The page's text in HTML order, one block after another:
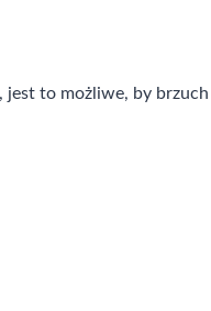
to możliwe, by